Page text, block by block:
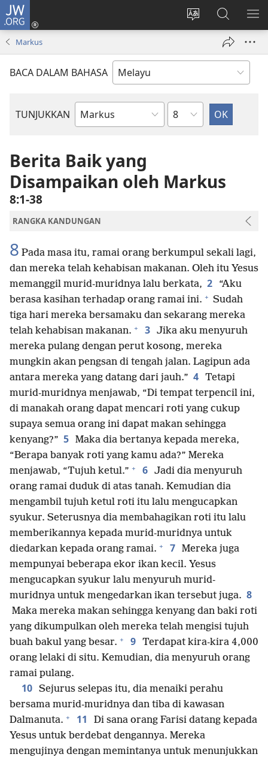
JW.ORG
Tukar
bahasa
web
Log
Masuk
baharu)
Cari
JW.ORG
Markus
BACA DALAM BAHASA
TUNJUKKAN
Buku
Bab
Berita Baik yang
Disampaikan oleh Markus
8:1-38
RANGKA KANDUNGAN
8 Pada masa itu, ramai orang berkumpul sekali lagi,
dan mereka telah kehabisan makanan. Oleh itu Yesus
memanggil murid-muridnya lalu berkata, 2
“Aku
berasa kasihan terhadap orang ramai ini. + Sudah
tiga hari mereka bersamaku dan sekarang mereka
telah kehabisan makanan. + 3 Jika aku menyuruh
mereka pulang dengan perut kosong, mereka
mungkin akan pengsan di tengah jalan. Lagipun ada
antara mereka yang datang dari jauh.” 4 Tetapi
murid-muridnya menjawab, “Di tempat terpencil ini,
di manakah orang dapat mencari roti yang cukup
supaya semua orang ini dapat makan sehingga
kenyang?” 5 Maka dia bertanya kepada mereka,
“Berapa banyak roti yang kamu ada?” Mereka
menjawab, “Tujuh ketul.” + 6 Jadi dia menyuruh
orang ramai duduk di atas tanah. Kemudian dia
mengambil tujuh ketul roti itu lalu mengucapkan
syukur. Seterusnya dia membahagikan roti itu lalu
memberikannya kepada murid-muridnya untuk
diedarkan kepada orang ramai. + 7 Mereka juga
mempunyai beberapa ekor ikan kecil. Yesus
mengucapkan syukur lalu menyuruh murid-
muridnya untuk mengedarkan ikan tersebut juga. 8
Maka mereka makan sehingga kenyang dan baki roti
yang dikumpulkan oleh mereka telah mengisi tujuh
buah bakul yang besar. + 9 Terdapat kira-kira 4,000
orang lelaki di situ. Kemudian, dia menyuruh orang
ramai pulang.
10 Sejurus selepas itu, dia menaiki perahu
bersama murid-muridnya dan tiba di kawasan
Dalmanuta. + 11
Di sana orang Farisi datang kepada
Yesus untuk berdebat dengannya. Mereka
mengujinya dengan memintanya untuk menunjukkan